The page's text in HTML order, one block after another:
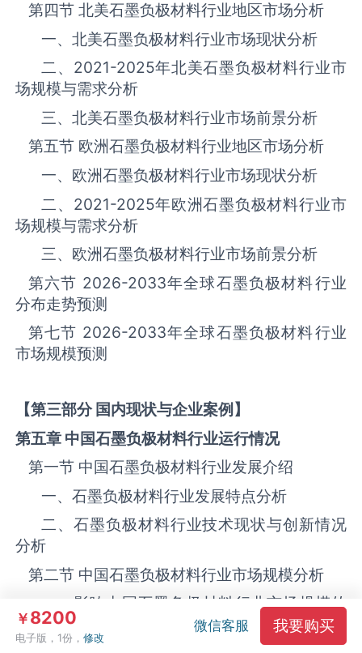
第四节 北美石墨负极材料‌‌‌行业地区市场分析
一、北美石墨负极材料‌‌‌行业市场现状分析
二、 2021-2025年北美石墨负极材料‌‌‌行业市
场规模与需求分析
三、北美石墨负极材料‌‌‌行业市场前景分析
第五节 欧洲石墨负极材料‌‌‌行业地区市场分析
一、欧洲石墨负极材料‌‌‌行业市场现状分析
二、 2021-2025年欧洲石墨负极材料‌‌‌行业市
场规模与需求分析
三、欧洲石墨负极材料‌‌‌行业市场前景分析
第六节 2026-2033年全球石墨负极材料‌‌‌行业
分布走势预测
第七节 2026-2033年全球石墨负极材料‌‌‌行业
市场规模预测
【第三部分 国内现状与企业案例】
第五章 中国石墨负极材料行业运行情况
第一节 中国石墨负极材料‌‌‌行业发展介绍
一、石墨负极材料行业发展特点分析
二、石墨负极材料行业技术现状与创新情况
分析
第二节 中国石墨负极材料‌‌‌行业市场规模分析
一、影响中国石墨负极材料‌‌‌行业市场规模的
因素
￥8200
电子版，1份，修改
微信客服 我要购买